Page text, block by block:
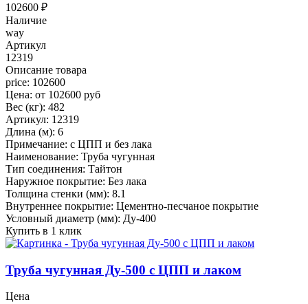
102600 ₽
Наличие
way
Артикул
12319
Описание товара
price: 102600
Цена: от 102600 руб
Вес (кг): 482
Артикул: 12319
Длина (м): 6
Примечание: с ЦПП и без лака
Наименование: Труба чугунная
Тип соединения: Тайтон
Наружное покрытие: Без лака
Толщина стенки (мм): 8.1
Внутреннее покрытие: Цементно-песчаное покрытие
Условный диаметр (мм): Ду-400
Купить в 1 клик
Труба чугунная Ду-500 с ЦПП и лаком
Цена